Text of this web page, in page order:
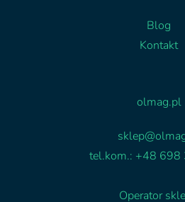
Blog
Kontakt
olmag.pl
tel.kom.: +48 698
Operator